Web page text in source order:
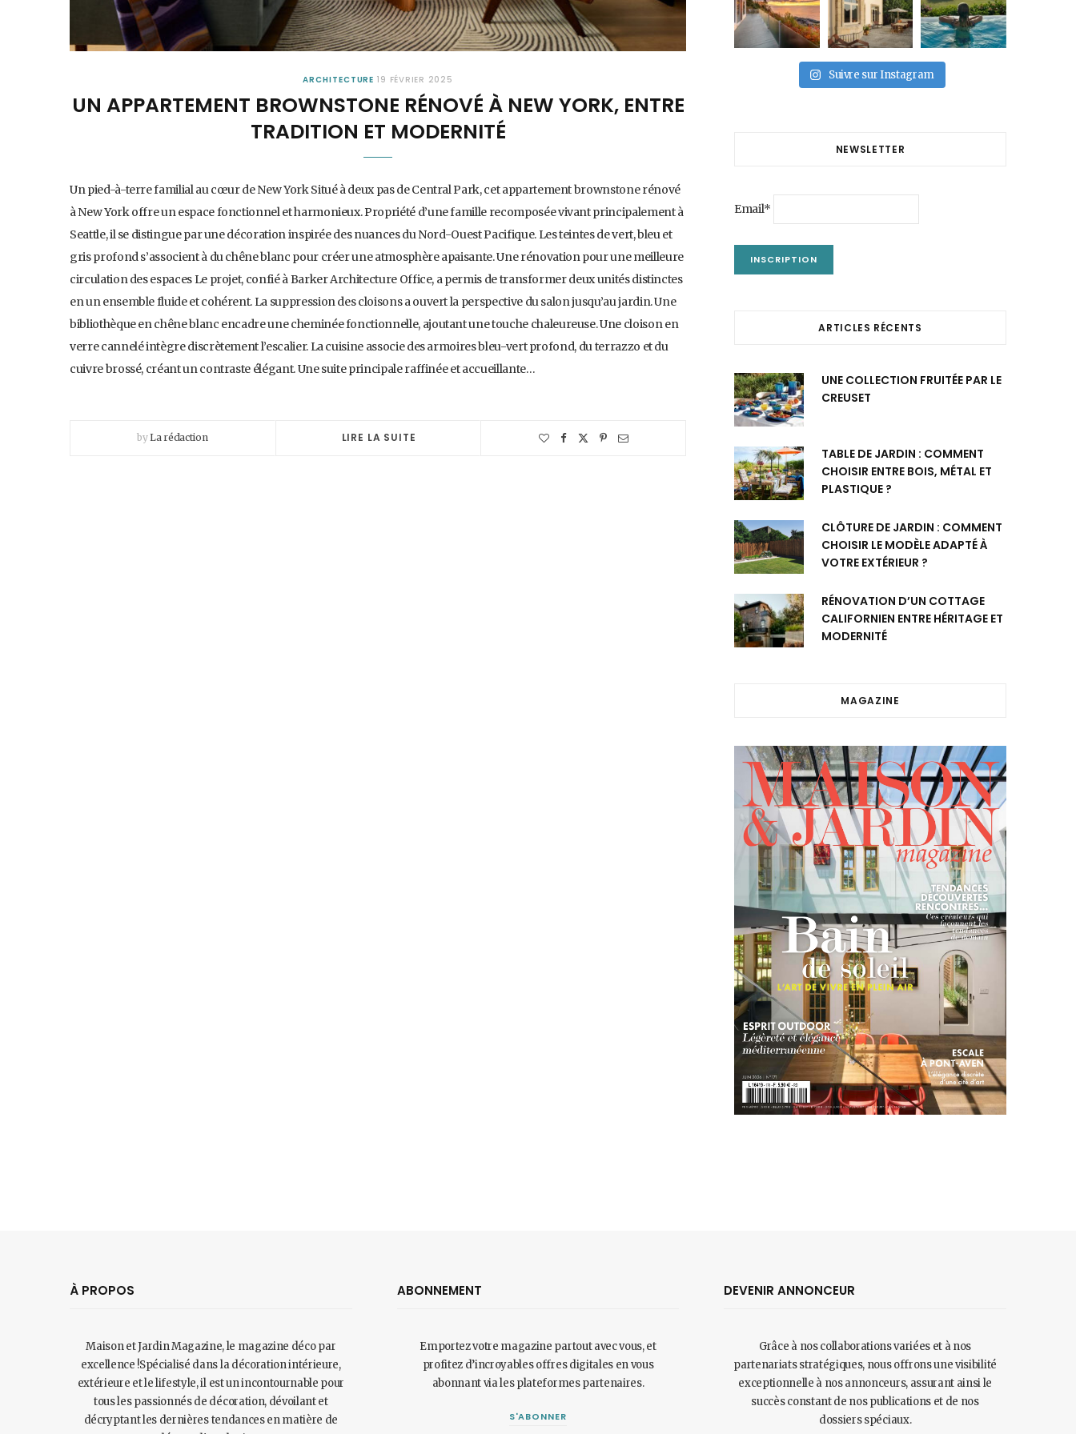
ARCHITECTURE 19 FÉVRIER 2025
UN APPARTEMENT BROWNSTONE RÉNOVÉ À NEW YORK, ENTRE
TRADITION ET MODERNITÉ
Un pied-à-terre familial au cœur de New York Situé à deux pas de Central Park, cet appartement brownstone rénové
à New York offre un espace fonctionnel et harmonieux. Propriété d’une famille recomposée vivant principalement à
Seattle, il se distingue par une décoration inspirée des nuances du Nord-Ouest Pacifique. Les teintes de vert, bleu et
gris profond s’associent à du chêne blanc pour créer une atmosphère apaisante. Une rénovation pour une meilleure
circulation des espaces Le projet, confié à Barker Architecture Office, a permis de transformer deux unités distinctes
en un ensemble fluide et cohérent. La suppression des cloisons a ouvert la perspective du salon jusqu’au jardin. Une
bibliothèque en chêne blanc encadre une cheminée fonctionnelle, ajoutant une touche chaleureuse. Une cloison en
verre cannelé intègre discrètement l’escalier. La cuisine associe des armoires bleu-vert profond, du terrazzo et du
cuivre brossé, créant un contraste élégant. Une suite principale raffinée et accueillante…
byLa rédaction LIRE LA SUITE
Suivre sur Instagram
NEWSLETTER
Email*
ARTICLES RÉCENTS
UNE COLLECTION FRUITÉE PAR LE
CREUSET
TABLE DE JARDIN : COMMENT
CHOISIR ENTRE BOIS, MÉTAL ET
PLASTIQUE ?
CLÔTURE DE JARDIN : COMMENT
CHOISIR LE MODÈLE ADAPTÉ À
VOTRE EXTÉRIEUR ?
RÉNOVATION D’UN COTTAGE
CALIFORNIEN ENTRE HÉRITAGE ET
MODERNITÉ
MAGAZINE
À PROPOS
Maison et Jardin Magazine, le magazine déco par
excellence !Spécialisé dans la décoration intérieure,
extérieure et le lifestyle, il est un incontournable pour
tous les passionnés de décoration, dévoilant et
décryptant les dernières tendances en matière de
ABONNEMENT
Emportez votre magazine partout avec vous, et
profitez d’incroyables offres digitales en vous
abonnant via les plateformes partenaires.
S'ABONNER
DEVENIR ANNONCEUR
Grâce à nos collaborations variées et à nos
partenariats stratégiques, nous offrons une visibilité
exceptionnelle à nos annonceurs, assurant ainsi le
succès constant de nos publications et de nos
dossiers spéciaux.